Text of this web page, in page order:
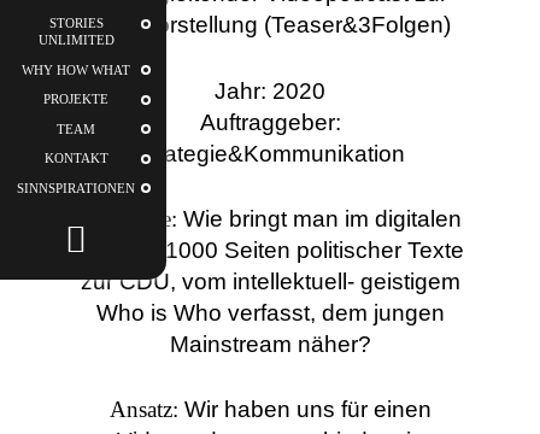
STORIES
UNLIMITED
WHY HOW WHAT
PROJEKTE
TEAM
KONTAKT
SINNSPIRATIONEN
Buchvorstellung (Teaser&3Folgen)
Jahr: 2020
Auftraggeber:
Strategie&Kommunikation
Challenge: Wie bringt man im digitalen
Zeitalter 1000 Seiten politischer Texte
zur CDU, vom intellektuell- geistigem
Who is Who verfasst, dem jungen
Mainstream näher?
Ansatz: Wir haben uns für einen